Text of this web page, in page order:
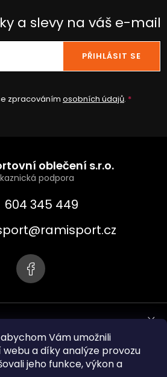
Vám umožnili
a díky analýze provozu
jeho funkce, výkon a
a slevy na váš e-mail
zpracováním osobních údajů.
PŘIHLÁSIT SE
oblečení s.r.o.
604 345 449
@ramisport.cz